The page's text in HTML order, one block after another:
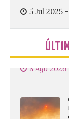
5 Jul 2025 -
Leonés
8 Ago 2026
híbrida de